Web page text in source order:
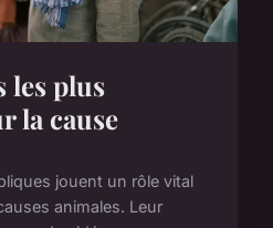
les plus
la cause
jouent un rôle vital
animales. Leur